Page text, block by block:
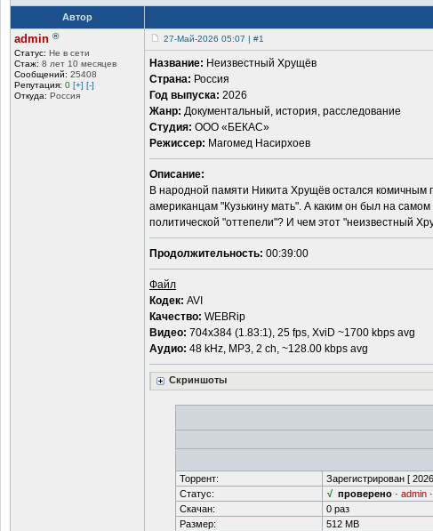
Автор
admin ®
Статус: Не в сети
Стаж: 8 лет 10 месяцев
Сообщений: 25408
Репутация: 0 [+] [-]
Откуда: Россия
27-Май-2026 05:07 | #1
Название: Неизвестный Хрущёв
Страна: Россия
Год выпуска: 2026
Жанр: Документальный, история, расследование
Студия: ООО «БЕКАС»
Режиссер: Магомед Насирхоев
Описание:
В народной памяти Никита Хрущёв остался комичным
американцам "Кузькину мать". А каким он был на
политической "оттепели"? И чем этот "неизвестный
Продолжительность: 00:39:00
Файл
Кодек: AVI
Качество: WEBRip
Видео: 704x384 (1.83:1), 25 fps, XviD ~1700 kbps avg
Аудио: 48 kHz, МР3, 2 ch, ~128.00 kbps avg
Скриншоты
Торрент: Зарегистрирован [
Статус: √ проверено · admin ·
Скачан:
0 раз
Размер:
512 MB